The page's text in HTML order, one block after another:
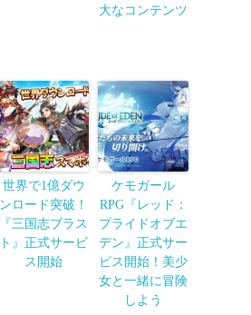
大なコンテンツ
世界で1億ダウ
ンロード突破！
『三国志ブラス
ト』正式サービ
ス開始
ケモガール
RPG『レッド：
プライドオブエ
デン』正式サー
ビス開始！美少
女と一緒に冒険
しよう